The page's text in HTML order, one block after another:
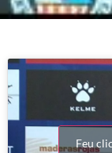
Feu